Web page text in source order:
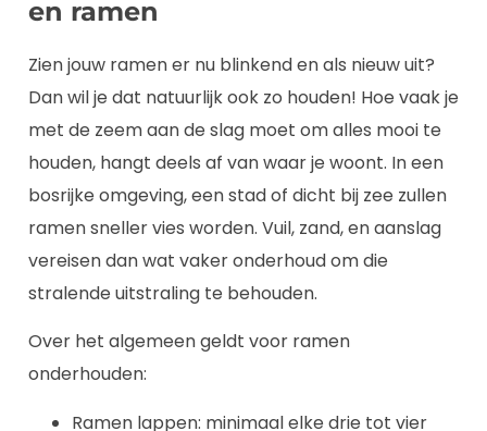
en ramen
Zien jouw ramen er nu blinkend en als nieuw uit?
Dan wil je dat natuurlijk ook zo houden! Hoe vaak je
met de zeem aan de slag moet om alles mooi te
houden, hangt deels af van waar je woont. In een
bosrijke omgeving, een stad of dicht bij zee zullen
ramen sneller vies worden. Vuil, zand, en aanslag
vereisen dan wat vaker onderhoud om die
stralende uitstraling te behouden.
Over het algemeen geldt voor ramen
onderhouden:
Ramen lappen: minimaal elke drie tot vier